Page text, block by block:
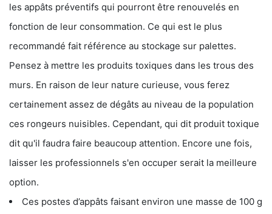
les appâts préventifs qui pourront être renouvelés en
fonction de leur consommation. Ce qui est le plus
recommandé fait référence au stockage sur palettes.
Pensez à mettre les produits toxiques dans les trous des
murs. En raison de leur nature curieuse, vous ferez
certainement assez de dégâts au niveau de la population
ces rongeurs nuisibles. Cependant, qui dit produit toxique
dit qu'il faudra faire beaucoup attention. Encore une fois,
laisser les professionnels s'en occuper serait la meilleure
option.
Ces postes d’appâts faisant environ une masse de 100 g